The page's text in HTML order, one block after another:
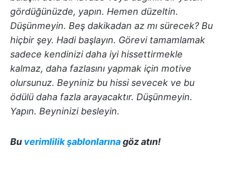
gördüğünüzde, yapın. Hemen düzeltin.
Düşünmeyin. Beş dakikadan az mı sürecek? Bu
hiçbir şey. Hadi başlayın. Görevi tamamlamak
sadece kendinizi daha iyi hissettirmekle
kalmaz, daha fazlasını yapmak için motive
olursunuz. Beyniniz bu hissi sevecek ve bu
ödülü daha fazla arayacaktır. Düşünmeyin.
Yapın. Beyninizi besleyin.
Bu verimlilik şablonlarınagöz atın!